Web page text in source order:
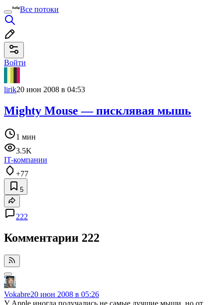
Все потоки
Войти
lirik20 июн 2008 в 04:53
Mighty Mouse — писклявая мышь
1 мин
3.5K
IT-компании
+77
5
222
Комментарии 222
Vokabre20 июн 2008 в 05:26
У Apple иногда получались не самые лучшие мыши, но от